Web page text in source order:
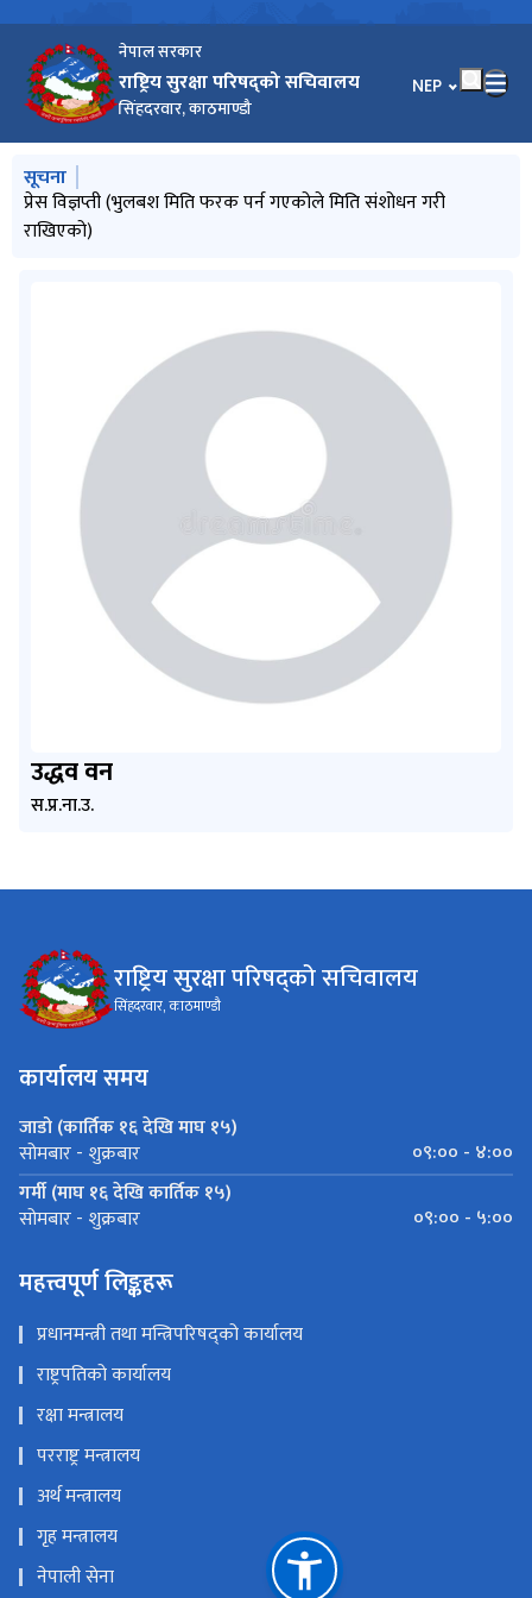
नेपाल सरकार
राष्ट्रिय सुरक्षा परिषद्को सचिवालय
सिंहदरवार, काठमाण्डौ
भाषा चयन गर्नुहोस्
NEP
मुख्य नेभिगेसनमा जानुहोस्
सूचना
प्रेस विज्ञप्ती
प्रेस विज्ञप्ती (भुलबश मिति फरक पर्न गएकोले मिति संशोधन गरी
राखिएको)
प्रेस विज्ञप्ती
प्रेस विज्ञप्ति
उद्धव वन
स.प्र.ना.उ.
राष्ट्रिय सुरक्षा परिषद्को सचिवालय
सिंहदरवार, काठमाण्डौ
कार्यालय समय
जाडो (कार्तिक १६ देखि माघ १५)
सोमबार - शुक्रबार
०९:०० - ४:००
गर्मी (माघ १६ देखि कार्तिक १५)
सोमबार - शुक्रबार ०९:०० - ५:००
महत्त्वपूर्ण लिङ्कहरू
प्रधानमन्त्री तथा मन्त्रिपरिषद्को कार्यालय
राष्ट्रपतिको कार्यालय
रक्षा मन्त्रालय
परराष्ट्र मन्त्रालय
अर्थ मन्त्रालय
गृह मन्त्रालय
नेपाली सेना